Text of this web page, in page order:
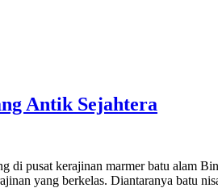
Antik Sejahtera
pusat kerajinan marmer batu alam
yang berkelas. Diantaranya batu